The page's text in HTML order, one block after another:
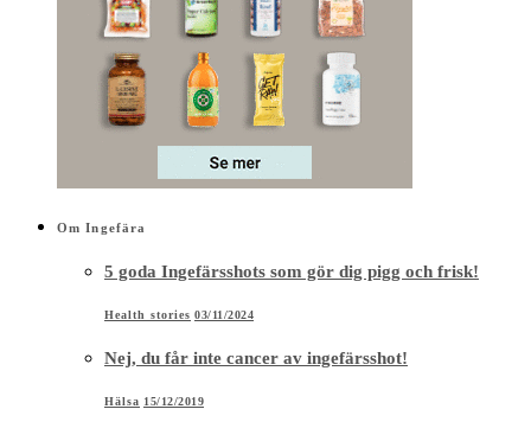
Om Ingefära
5 goda Ingefärsshots som gör dig pigg och frisk!
Health stories 03/11/2024
Nej, du får inte cancer av ingefärsshot!
Hälsa 15/12/2019